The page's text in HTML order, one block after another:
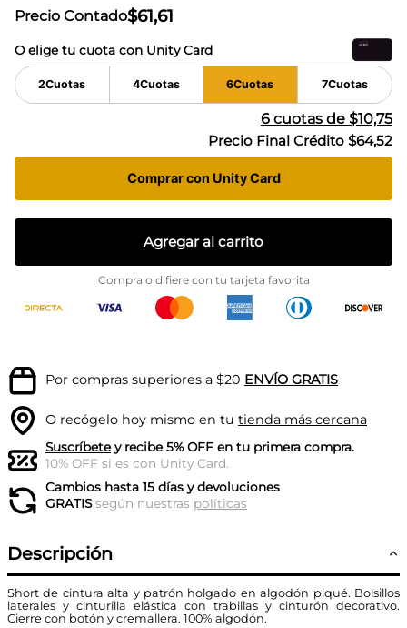
Precio Contado$61,61
O elige tu cuota con Unity Card
2Cuotas 4Cuotas 6Cuotas 7Cuotas
6 cuotas de $10,75
Precio Final Crédito $64,52
Comprar con Unity Card
Agregar al carrito
Compra o difiere con tu tarjeta favorita
Por compras superiores a $20 ENVÍO GRATIS
O recógelo hoy mismo en tu tienda más cercana
Suscríbetey recibe 5% OFF en tu primera compra.
10% OFF si es con Unity Card.
Cambios hasta 15 días y devoluciones
GRATISsegún nuestras políticas
Descripción
Short de cintura alta y patrón holgado en algodón piqué. Bolsillos
laterales y cinturilla elástica con trabillas y cinturón decorativo.
Cierre con botón y cremallera. 100% algodón.